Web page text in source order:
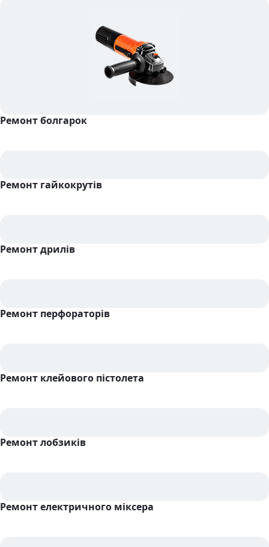
Ремонт болгарок
Ремонт гайкокрутів
Ремонт дрилів
Ремонт перфораторів
Ремонт клейового пістолета
Ремонт лобзиків
Ремонт електричного міксера